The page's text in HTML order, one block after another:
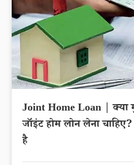
Joint Home Loan | क्या
जॉइंट होम लोन लेना
है